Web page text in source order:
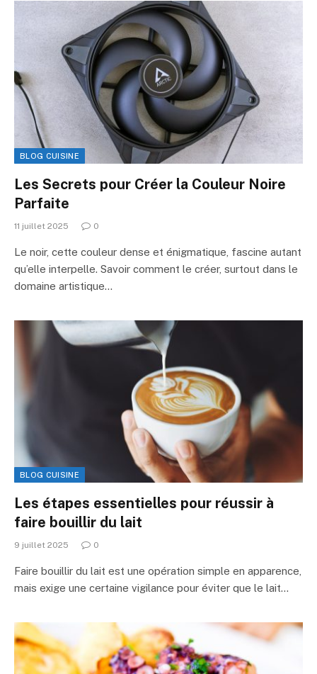
BLOG CUISINE
Les Secrets pour Créer la Couleur Noire
Parfaite
11 juillet 2025 0
Le noir, cette couleur dense et énigmatique, fascine autant
qu’elle interpelle. Savoir comment le créer, surtout dans le
domaine artistique…
BLOG CUISINE
Les étapes essentielles pour réussir à
faire bouillir du lait
9 juillet 2025 0
Faire bouillir du lait est une opération simple en apparence,
mais exige une certaine vigilance pour éviter que le lait…